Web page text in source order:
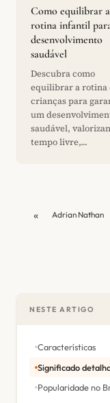
Como equilibrar a
rotina infantil
desenvolvimento
saudável
Descubra como
equilibrar a rotina
crianças para
um
saudável,
tempo livre,...
« Adrian Nathan
NESTE ARTIGO
Características
Significado
Popularidade no